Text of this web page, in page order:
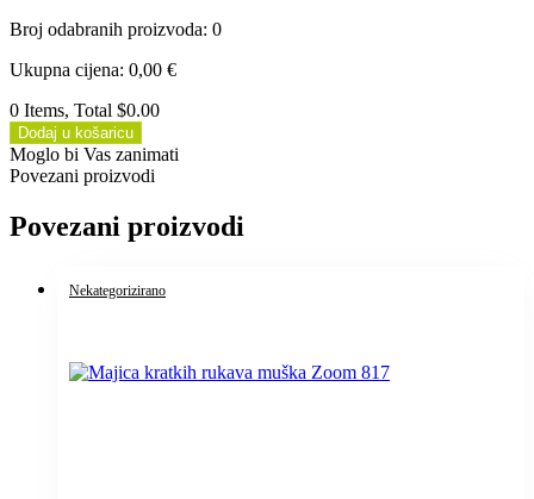
Broj odabranih proizvoda: 0
Ukupna cijena: 0,00 €
0 Items, Total $0.00
Dodaj u košaricu
Moglo bi Vas zanimati
Povezani proizvodi
Povezani proizvodi
Nekategorizirano